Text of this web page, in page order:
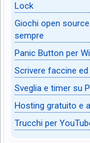
Lock
Giochi open
sempre
Panic Button per
Scrivere faccine
Sveglia e timer su
Hosting gratuito e
Trucchi per